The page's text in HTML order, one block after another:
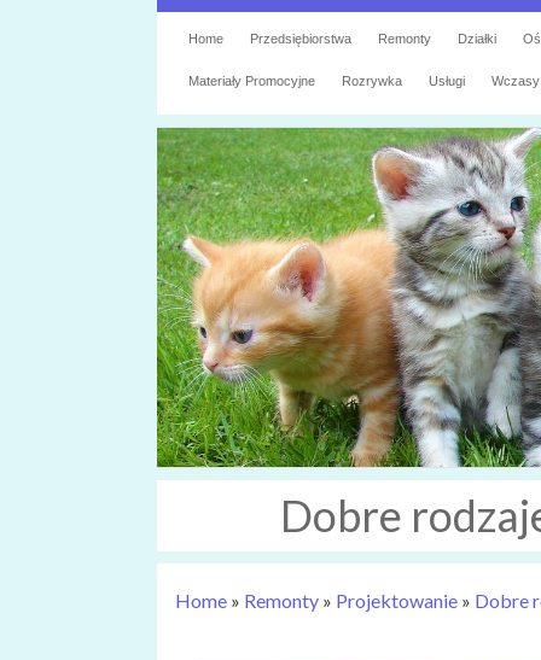
Home Przedsiębiorstwa Remonty Działki
Materiały Promocyjne Rozrywka Usługi Wczasy
Dobre
Home » Remonty » Projektowanie » Dobre